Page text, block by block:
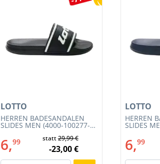
HERREN BADESANDALEN
SLIDES MEN (4000-100277-
LOTTO
6,99 statt29,99 €
-23,00 €
HERREN
SLIDES
LOTTO
6,99